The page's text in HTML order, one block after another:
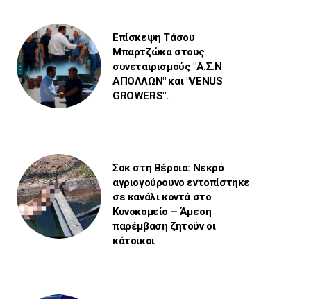
Επίσκεψη Τάσου
Μπαρτζώκα στους
συνεταιρισμούς "Α.Σ.Ν
ΑΠΟΛΛΩΝ" και "VENUS
GROWERS".
Σοκ στη Βέροια: Νεκρό
αγριογούρουνο εντοπίστηκε
σε κανάλι κοντά στο
Κυνοκομείο – Άμεση
παρέμβαση ζητούν οι
κάτοικοι